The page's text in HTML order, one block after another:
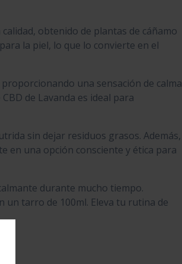
obtenido de plantas de cáñamo
la piel, lo que lo convierte en el
una sensación de calma
de Lavanda es ideal para
sin dejar residuos grasos. Además,
en una opción consciente y ética para
durante mucho tiempo.
un tarro de 100ml. Eleva tu rutina de